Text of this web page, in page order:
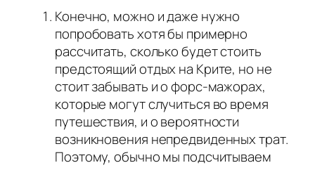
Конечно, можно и даже нужно
попробовать хотя бы примерно
рассчитать, сколько будет стоить
предстоящий отдых на Крите, но не
стоит забывать и о форс-мажорах,
которые могут случиться во время
путешествия, и о вероятности
возникновения непредвиденных трат.
Поэтому, обычно мы подсчитываем